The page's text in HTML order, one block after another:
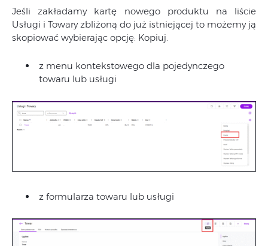
Jeśli zakładamy kartę nowego produktu na liście
Usługi i Towary zbliżoną do już istniejącej to możemy ją
skopiować wybierając opcję: Kopiuj.
z menu kontekstowego dla pojedynczego
towaru lub usługi
z formularza towaru lub usługi